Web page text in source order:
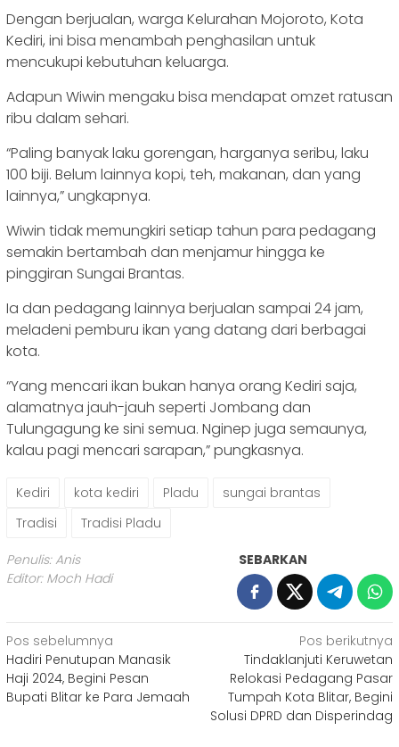
Dengan berjualan, warga Kelurahan Mojoroto, Kota
Kediri, ini bisa menambah penghasilan untuk
mencukupi kebutuhan keluarga.
Adapun Wiwin mengaku bisa mendapat omzet ratusan
ribu dalam sehari.
“Paling banyak laku gorengan, harganya seribu, laku
100 biji. Belum lainnya kopi, teh, makanan, dan yang
lainnya,” ungkapnya.
Wiwin tidak memungkiri setiap tahun para pedagang
semakin bertambah dan menjamur hingga ke
pinggiran Sungai Brantas.
Ia dan pedagang lainnya berjualan sampai 24 jam,
meladeni pemburu ikan yang datang dari berbagai
kota.
“Yang mencari ikan bukan hanya orang Kediri saja,
alamatnya jauh-jauh seperti Jombang dan
Tulungagung ke sini semua. Nginep juga semaunya,
kalau pagi mencari sarapan,” pungkasnya.
Kediri kota kediri Pladu
sungai brantas
Tradisi
Tradisi Pladu
Penulis: Anis
Editor: Moch Hadi
SEBARKAN
Navigasi
pos
Pos sebelumnya
Hadiri Penutupan Manasik
Haji 2024, Begini Pesan
Bupati Blitar ke Para Jemaah
Pos berikutnya
Tindaklanjuti Keruwetan
Relokasi Pedagang Pasar
Tumpah Kota Blitar, Begini
Solusi DPRD dan Disperindag